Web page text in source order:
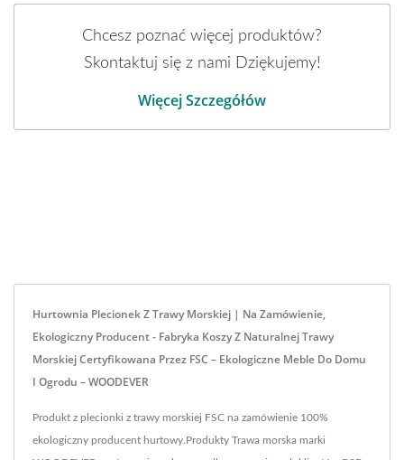
Chcesz poznać więcej produktów?
Skontaktuj się z nami Dziękujemy!
Więcej Szczegółów
Hurtownia Plecionek Z Trawy Morskiej | Na Zamówienie,
Ekologiczny Producent - Fabryka Koszy Z Naturalnej Trawy
Morskiej Certyfikowana Przez FSC – Ekologiczne Meble Do Domu
I Ogrodu – WOODEVER
Produkt z plecionki z trawy morskiej FSC na zamówienie 100%
ekologiczny producent hurtowy.Produkty Trawa morska marki